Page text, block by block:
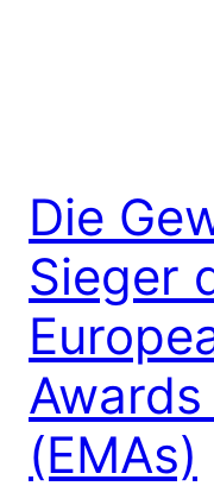
Die
Sieger
(EMAs)